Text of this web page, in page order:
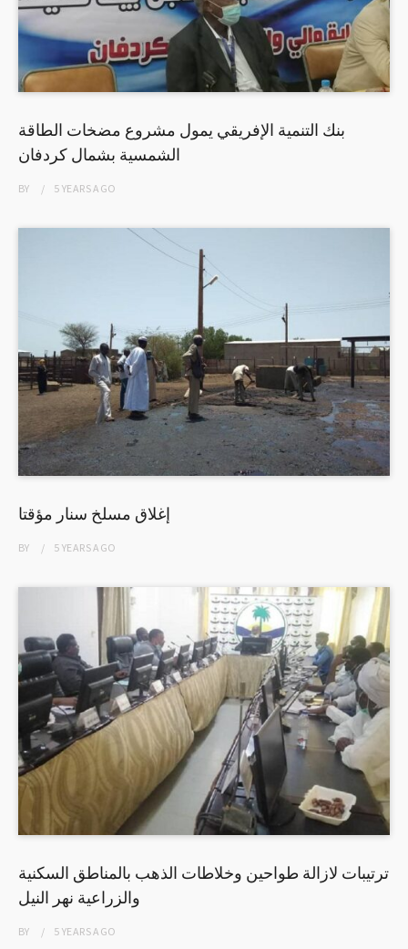
بنك التنمية الإفريقي يمول مشروع مضخات الطاقة
الشمسية بشمال كردفان
BY 5 YEARSAGO
إغلاق مسلخ سنار مؤقتا
BY 5 YEARSAGO
ترتيبات لازالة طواحين وخلاطات الذهب بالمناطق السكنية
والزراعية نهر النيل
BY 5 YEARSAGO